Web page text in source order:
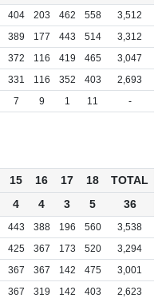
404 203 462 558
3,512
389 177 443 514
3,312
372 116 419 465
3,047
331 116 352 403
2,693
7 9 1 11 -
15 16 17 18
TOTAL
4 4 3 5 36
443 388 196 560
3,538
425 367 173 520
3,294
367 367 142 475
3,001
367 319 142 403
2,623